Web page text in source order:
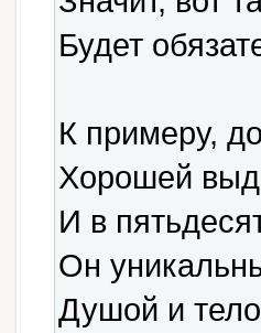
Будет
К примеру,
Хорошей
И в
Он
Душой и